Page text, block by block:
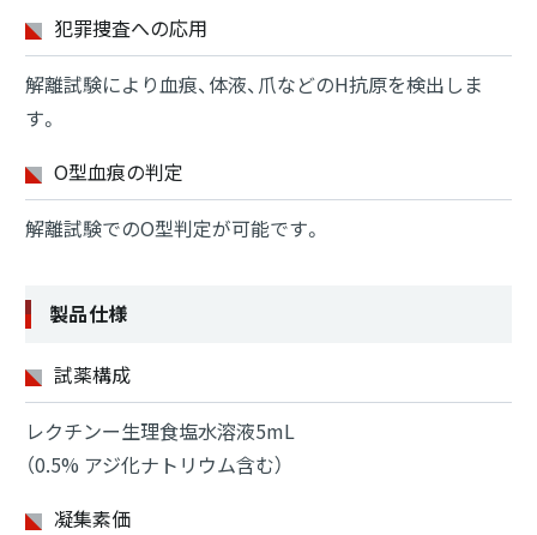
犯罪捜査への応用
解離試験により血痕、体液、爪などのH抗原を検出しま
す。
O型血痕の判定
解離試験でのO型判定が可能です。
製品仕様
試薬構成
レクチンー生理食塩水溶液5mL
（0.5% アジ化ナトリウム含む）
凝集素価